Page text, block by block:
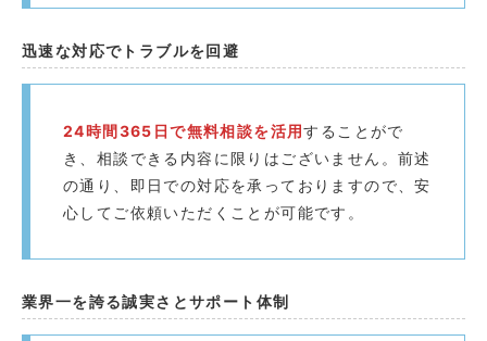
迅速な対応でトラブルを回避️
24時間365日で無料相談を活用することがで
き、相談できる内容に限りはございません。前述
の通り、即日での対応を承っておりますので、安
心してご依頼いただくことが可能です。
業界一を誇る誠実さとサポート体制